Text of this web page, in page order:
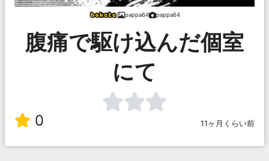
pappa64 pappa64
腹痛で駆け込んだ個室
にて
0 11ヶ月くらい前